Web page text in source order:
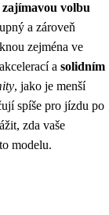
volbu
a zároveň
zejména ve
a solidním
, jako je menší
spíše pro jízdu po
zda vaše
modelu.